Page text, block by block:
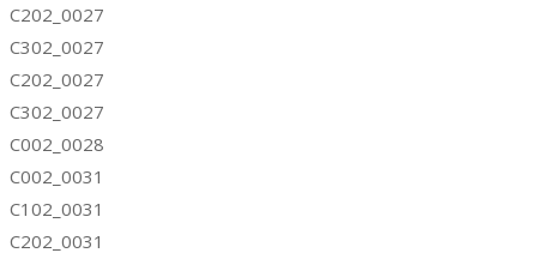
C202_0027
C302_0027
C202_0027
C302_0027
C002_0028
C002_0031
C102_0031
C202_0031